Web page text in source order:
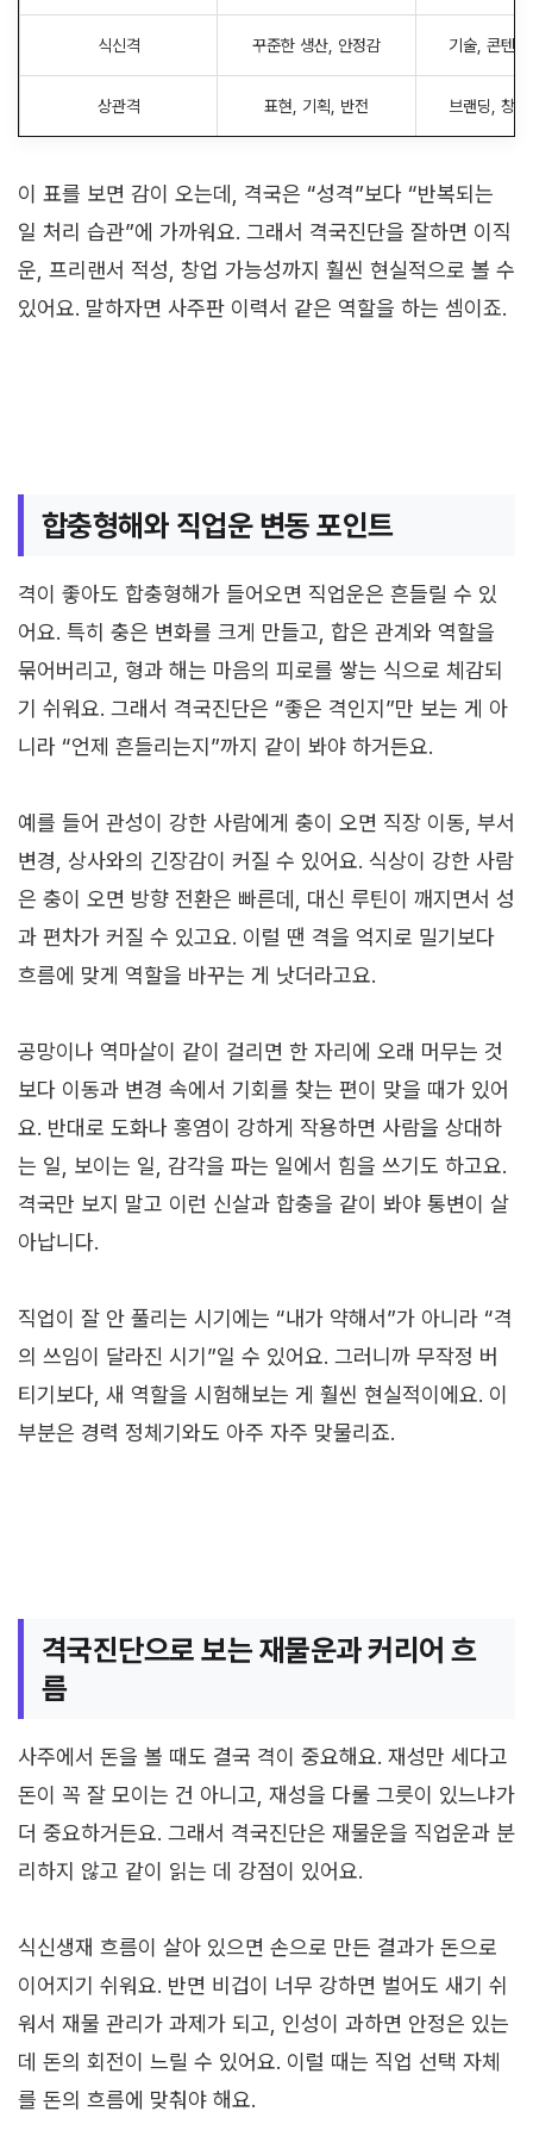
식신격 꾸준한 생산, 안정감 기술, 콘텐
상관격 표현, 기획, 반전 브랜딩, 창
이 표를 보면 감이 오는데, 격국은 “성격”보다 “반복되는
일 처리 습관”에 가까워요. 그래서 격국진단을 잘하면 이직
운, 프리랜서 적성, 창업 가능성까지 훨씬 현실적으로 볼 수
있어요. 말하자면 사주판 이력서 같은 역할을 하는 셈이죠.
합충형해와 직업운 변동 포인트
격이 좋아도 합충형해가 들어오면 직업운은 흔들릴 수 있
어요. 특히 충은 변화를 크게 만들고, 합은 관계와 역할을
묶어버리고, 형과 해는 마음의 피로를 쌓는 식으로 체감되
기 쉬워요. 그래서 격국진단은 “좋은 격인지”만 보는 게 아
니라 “언제 흔들리는지”까지 같이 봐야 하거든요.
예를 들어 관성이 강한 사람에게 충이 오면 직장 이동, 부서
변경, 상사와의 긴장감이 커질 수 있어요. 식상이 강한 사람
은 충이 오면 방향 전환은 빠른데, 대신 루틴이 깨지면서 성
과 편차가 커질 수 있고요. 이럴 땐 격을 억지로 밀기보다
흐름에 맞게 역할을 바꾸는 게 낫더라고요.
공망이나 역마살이 같이 걸리면 한 자리에 오래 머무는 것
보다 이동과 변경 속에서 기회를 찾는 편이 맞을 때가 있어
요. 반대로 도화나 홍염이 강하게 작용하면 사람을 상대하
는 일, 보이는 일, 감각을 파는 일에서 힘을 쓰기도 하고요.
격국만 보지 말고 이런 신살과 합충을 같이 봐야 통변이 살
아납니다.
직업이 잘 안 풀리는 시기에는 “내가 약해서”가 아니라 “격
의 쓰임이 달라진 시기”일 수 있어요. 그러니까 무작정 버
티기보다, 새 역할을 시험해보는 게 훨씬 현실적이에요. 이
부분은 경력 정체기와도 아주 자주 맞물리죠.
격국진단으로 보는 재물운과 커리어 흐
름
사주에서 돈을 볼 때도 결국 격이 중요해요. 재성만 세다고
돈이 꼭 잘 모이는 건 아니고, 재성을 다룰 그릇이 있느냐가
더 중요하거든요. 그래서 격국진단은 재물운을 직업운과 분
리하지 않고 같이 읽는 데 강점이 있어요.
식신생재 흐름이 살아 있으면 손으로 만든 결과가 돈으로
이어지기 쉬워요. 반면 비겁이 너무 강하면 벌어도 새기 쉬
워서 재물 관리가 과제가 되고, 인성이 과하면 안정은 있는
데 돈의 회전이 느릴 수 있어요. 이럴 때는 직업 선택 자체
를 돈의 흐름에 맞춰야 해요.